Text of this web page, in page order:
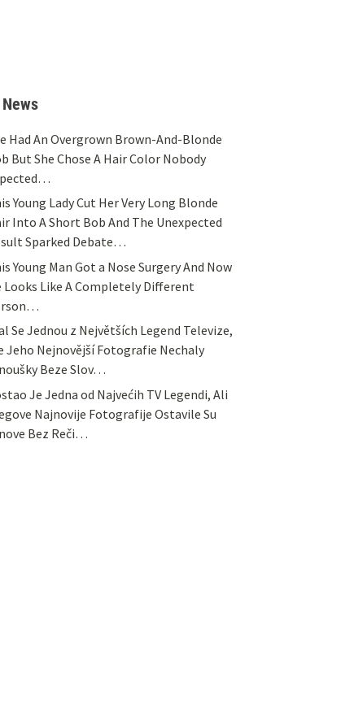
Had An Overgrown Brown-And-Blonde
But She Chose A Hair Color Nobody
Young Lady Cut Her Very Long Blonde
Into A Short Bob And The Unexpected
Sparked Debate…
Young Man Got a Nose Surgery And Now
Looks Like A Completely Different
Se Jednou z Největších Legend Televize,
Jeho Nejnovější Fotografie Nechaly
Beze Slov…
Je Jedna od Najvećih TV Legendi, Ali
Najnovije Fotografije Ostavile Su
Bez Reči…